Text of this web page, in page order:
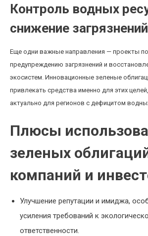
Контроль водных
снижение загрязнений
Еще одни важные направления — проекты
предупреждению загрязнений и
экосистем. Инновационные зеленые
привлекать средства именно для этих
актуально для регионов с дефицитом
Плюсы
зеленых
компаний и
Улучшение репутации и имиджа,
усиления требований к
ответственности.